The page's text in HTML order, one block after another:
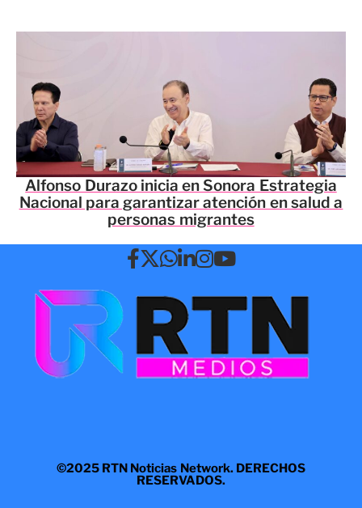
Alfonso Durazo inicia en Sonora Estrategia
Nacional para garantizar atención en salud a
personas migrantes
©2025 RTN Noticias Network. DERECHOS
RESERVADOS.